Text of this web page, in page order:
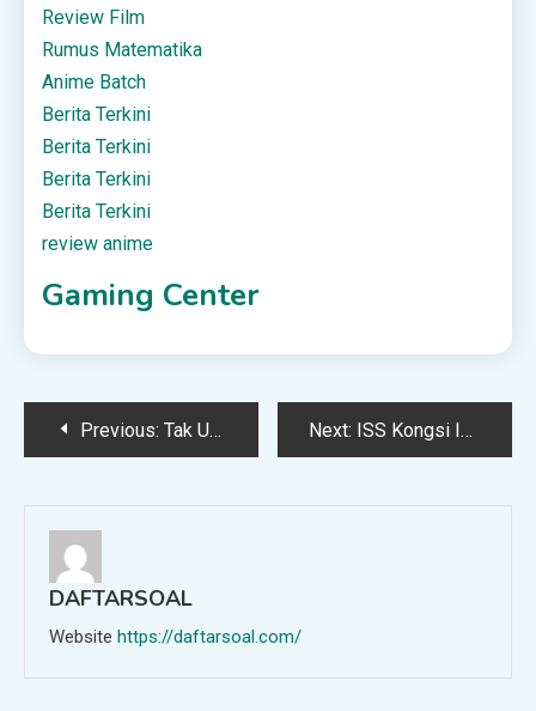
Review Film
Rumus Matematika
Anime Batch
Berita Terkini
Berita Terkini
Berita Terkini
Berita Terkini
review anime
Gaming Center
PostPrevious: Tak Ubah Macam Hotel Mewah, Penghuni ‘Bersatu’ Hias PPR Next: ISS Kongsi Imej Sungai Kelantan Dari Angkasa
DAFTARSOAL
Website https://daftarsoal.com/